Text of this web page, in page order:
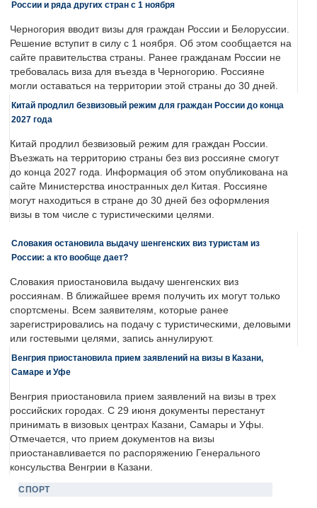
России и ряда других стран с 1 ноября
Черногория вводит визы для граждан России и Белоруссии.
Решение вступит в силу с 1 ноября. Об этом сообщается на
сайте правительства страны. Ранее гражданам России не
требовалась виза для въезда в Черногорию. Россияне
могли оставаться на территории этой страны до 30 дней.
Китай продлил безвизовый режим для граждан России до конца
2027 года
Китай продлил безвизовый режим для граждан России.
Въезжать на территорию страны без виз россияне смогут
до конца 2027 года. Информация об этом опубликована на
сайте Министерства иностранных дел Китая. Россияне
могут находиться в стране до 30 дней без оформления
визы в том числе с туристическими целями.
Словакия остановила выдачу шенгенских виз туристам из
России: а кто вообще дает?
Словакия приостановила выдачу шенгенских виз
россиянам. В ближайшее время получить их могут только
спортсмены. Всем заявителям, которые ранее
зарегистрировались на подачу с туристическими, деловыми
или гостевыми целями, запись аннулируют.
Венгрия приостановила прием заявлений на визы в Казани,
Самаре и Уфе
Венгрия приостановила прием заявлений на визы в трех
российских городах. С 29 июня документы перестанут
принимать в визовых центрах Казани, Самары и Уфы.
Отмечается, что прием документов на визы
приостанавливается по распоряжению Генерального
консульства Венгрии в Казани.
СПОРТ